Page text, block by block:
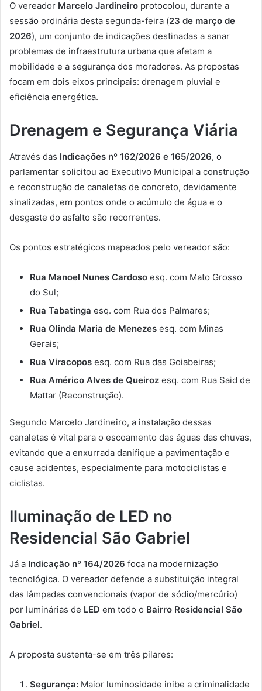
O vereador Marcelo Jardineiro protocolou, durante a
sessão ordinária desta segunda-feira (23 de março de
2026), um conjunto de indicações destinadas a sanar
problemas de infraestrutura urbana que afetam a
mobilidade e a segurança dos moradores. As propostas
focam em dois eixos principais: drenagem pluvial e
eficiência energética.
Drenagem e Segurança Viária
Através das Indicações nº 162/2026 e 165/2026, o
parlamentar solicitou ao Executivo Municipal a construção
e reconstrução de canaletas de concreto, devidamente
sinalizadas, em pontos onde o acúmulo de água e o
desgaste do asfalto são recorrentes.
Os pontos estratégicos mapeados pelo vereador são:
Rua Manoel Nunes Cardoso esq. com Mato Grosso
do Sul;
Rua Tabatinga esq. com Rua dos Palmares;
Rua Olinda Maria de Menezes esq. com Minas
Gerais;
Rua Viracopos esq. com Rua das Goiabeiras;
Rua Américo Alves de Queiroz esq. com Rua Said de
Mattar (Reconstrução).
Segundo Marcelo Jardineiro, a instalação dessas
canaletas é vital para o escoamento das águas das chuvas,
evitando que a enxurrada danifique a pavimentação e
cause acidentes, especialmente para motociclistas e
ciclistas.
Iluminação de LED no
Residencial São Gabriel
Já a Indicação nº 164/2026 foca na modernização
tecnológica. O vereador defende a substituição integral
das lâmpadas convencionais (vapor de sódio/mercúrio)
por luminárias de LED em todo o Bairro Residencial São
Gabriel.
A proposta sustenta-se em três pilares:
Segurança: Maior luminosidade inibe a criminalidade